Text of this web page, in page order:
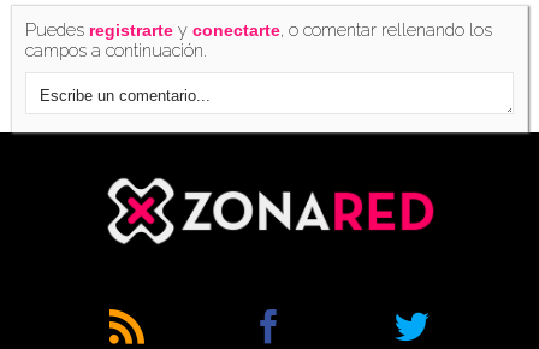
Puedes registrarte yconectarte, o comentar rellenando los
campos a continuación.